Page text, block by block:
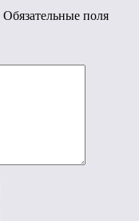
Обязательные поля